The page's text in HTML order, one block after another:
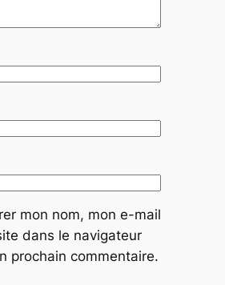
mon nom, mon e-mail
dans le navigateur
prochain commentaire.